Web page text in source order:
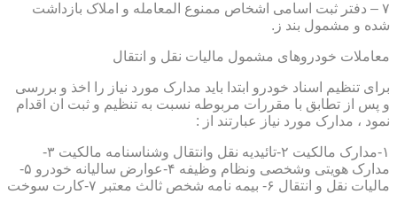
۷ – دفتر ثبت اسامی اشخاص ممنوع المعامله و املاک بازداشت
شده و مشمول بند ز.
معاملات خودروهای مشمول مالیات نقل و انتقال
برای تنظیم اسناد خودرو ابتدا باید مدارک مورد نیاز را اخذ و بررسی
و پس از تطابق با مقررات مربوطه نسبت به تنظیم و ثبت ان اقدام
نمود ، مدارک مورد نیاز عبارتند از :
۱-مدارک مالکیت ۲-تائیدیه نقل وانتقال وشناسنامه مالکیت ۳-
مدارک هویتی وشخصی ونظام وظیفه ۴-عوارض سالیانه خودرو ۵-
مالیات نقل و انتقال ۶- بیمه نامه شخص ثالث معتبر ۷-کارت سوخت